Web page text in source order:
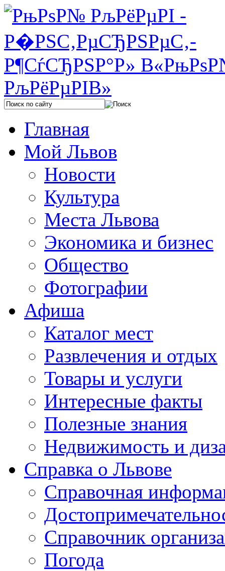
Главная
Мой Львов
Новости
Культура
Места Львова
Экономика и бизнес
Общество
Фотографии
Афиша
Каталог мест
Развлечения и отдых
Товары и услуги
Интересные факты
Полезные знания
Недвижимость и
Справка о Львове
Справочная
Справочник
Погода